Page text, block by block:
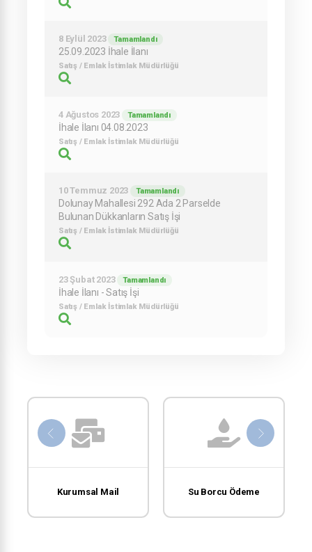
8 Eylül 2023 Tamamlandı
25.09.2023 İhale İlanı
Satış / Emlak İstimlak Müdürlüğü
4 Ağustos 2023 Tamamlandı
İhale İlanı 04.08.2023
Satış / Emlak İstimlak Müdürlüğü
10 Temmuz 2023 Tamamlandı
Dolunay Mahallesi 292 Ada 2 Parselde
Bulunan Dükkanların Satış İşi
Satış / Emlak İstimlak Müdürlüğü
23 Şubat 2023 Tamamlandı
İhale İlanı - Satış İşi
Satış / Emlak İstimlak Müdürlüğü
Kurumsal Mail Su Borcu Ödeme